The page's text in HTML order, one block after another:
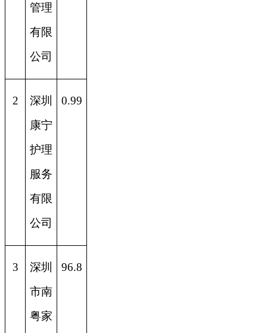
管理
有限
公司
2
深圳
康宁
护理
服务
有限
公司
0.99
3
深圳
市南
粤家
96.8